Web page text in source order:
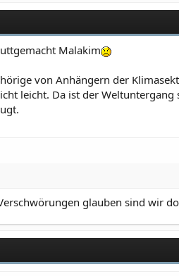
Malakim
von Anhängern der
leicht. Da ist der Weltuntergang
glauben sind wir